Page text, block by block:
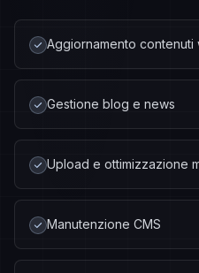
Aggiornamento contenuti
Gestione blog e news
Upload e ottimizzazione
Manutenzione CMS